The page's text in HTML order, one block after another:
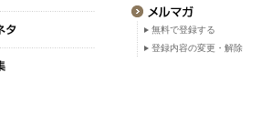
無料で登録する
登録内容の変更・解除